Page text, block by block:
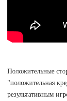
Положительные
"положительная
результативным